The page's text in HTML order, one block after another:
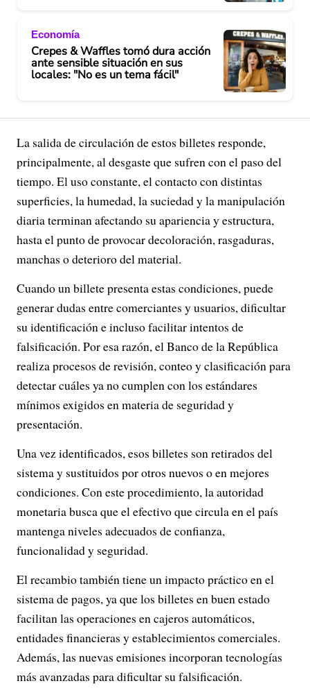
Economía
Crepes & Waffles tomó dura acción
ante sensible situación en sus
locales: "No es un tema fácil"
La salida de circulación de estos billetes responde,
principalmente, al desgaste que sufren con el paso del
tiempo. El uso constante, el contacto con distintas
superficies, la humedad, la suciedad y la manipulación
diaria terminan afectando su apariencia y estructura,
hasta el punto de provocar decoloración, rasgaduras,
manchas o deterioro del material.
Cuando un billete presenta estas condiciones, puede
generar dudas entre comerciantes y usuarios, dificultar
su identificación e incluso facilitar intentos de
falsificación. Por esa razón, el Banco de la República
realiza procesos de revisión, conteo y clasificación para
detectar cuáles ya no cumplen con los estándares
mínimos exigidos en materia de seguridad y
presentación.
Una vez identificados, esos billetes son retirados del
sistema y sustituidos por otros nuevos o en mejores
condiciones. Con este procedimiento, la autoridad
monetaria busca que el efectivo que circula en el país
mantenga niveles adecuados de confianza,
funcionalidad y seguridad.
El recambio también tiene un impacto práctico en el
sistema de pagos, ya que los billetes en buen estado
facilitan las operaciones en cajeros automáticos,
entidades financieras y establecimientos comerciales.
Además, las nuevas emisiones incorporan tecnologías
más avanzadas para dificultar su falsificación.